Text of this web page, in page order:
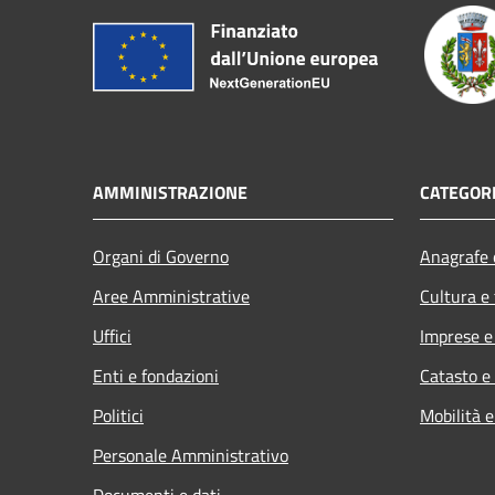
AMMINISTRAZIONE
Organi di Governo
Aree Amministrative
Uffici
Enti e fondazioni
Politici
Personale Amministrativo
Cultura
Imprese
Catasto
Mobilità